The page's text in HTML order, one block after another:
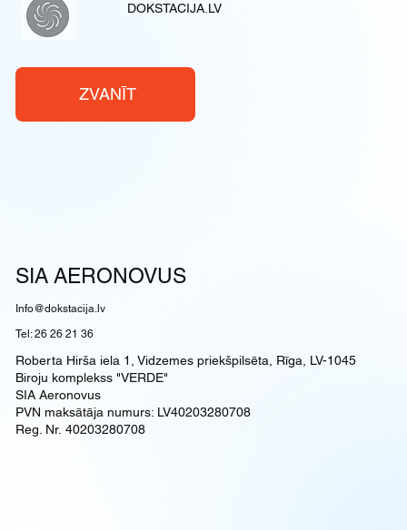
DOKSTACIJA.LV
ZVANĪT
SIA AERONOVUS
Info@dokstacija.lv
Tel: 26 26 21 36
Roberta Hirša iela 1, Vidzemes priekšpilsēta, Rīga, LV-1045
Biroju komplekss "VERDE"​
SIA Aeronovus
PVN maksātāja numurs: LV40203280708
Reg. Nr. 40203280708